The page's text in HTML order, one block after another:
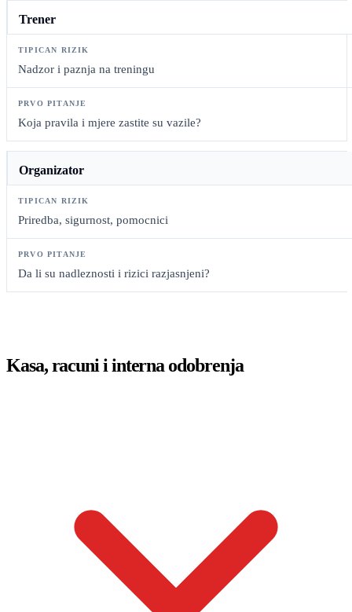
Trener
Nadzor i paznja na treningu
Koja pravila i mjere zastite su vazile?
Organizator
Priredba, sigurnost, pomocnici
Da li su nadleznosti i rizici razjasnjeni?
Kasa, racuni i interna odobrenja